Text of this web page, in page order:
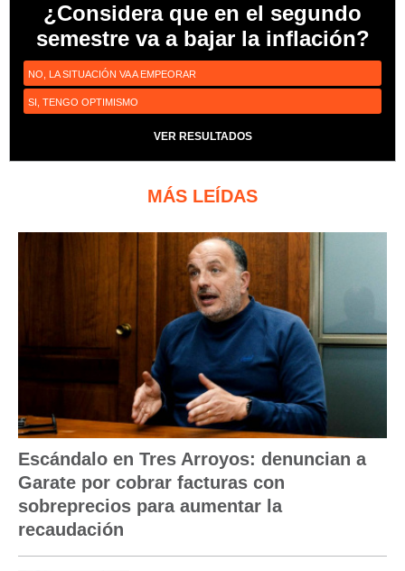
¿Considera que en el segundo
semestre va a bajar la inflación?
NO, LA SITUACIÓN VA A EMPEORAR
SI, TENGO OPTIMISMO
VER RESULTADOS
MÁS LEÍDAS
Escándalo en Tres Arroyos: denuncian a
Garate por cobrar facturas con
sobreprecios para aumentar la
recaudación